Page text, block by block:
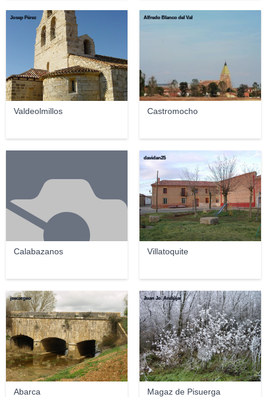
Valdeolmillos
Josep Pérez
Castromocho
Alfredo Blanco del Val
Calabazanos Villatoquite
davidan25
Abarca
jsecargeo
Magaz de Pisuerga
Juan Jo. Andújar